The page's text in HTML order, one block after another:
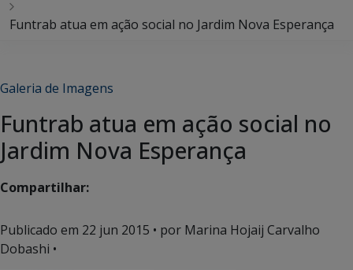
Funtrab atua em ação social no Jardim Nova Esperança
Galeria de Imagens
Funtrab atua em ação social no
Jardim Nova Esperança
Compartilhar:
Publicado em 22 jun 2015 • por Marina Hojaij Carvalho
Dobashi •